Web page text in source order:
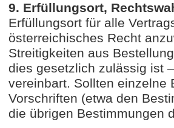
9. Erfüllungsort,
Erfüllungsort für alle
österreichisches Recht
Streitigkeiten aus
dies gesetzlich zulässig ist
vereinbart. Sollten einzelne
Vorschriften (etwa den
die übrigen Bestimmungen